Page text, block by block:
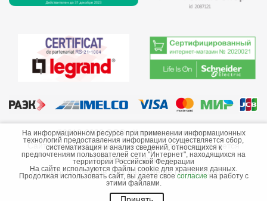
©2013-2026 ООО «Краснодарэлектро»
Сайт носит информационный характер и не является
публичной офертой.
Стоимость товаров и их наличие не гарантируются.
На информационном ресурсе при применении информационных
технологий предоставления информации осуществляется сбор,
систематизация и анализ сведений, относящихся к
предпочтениям пользователей сети "Интернет", находящихся на
территории Российской Федерации
На сайте используются файлы cookie для хранения данных.
Продолжая использовать сайт, вы даете свое согласие на работу с
этими файлами.